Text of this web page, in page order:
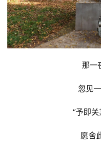
那一
忽见
“予即
愿舍